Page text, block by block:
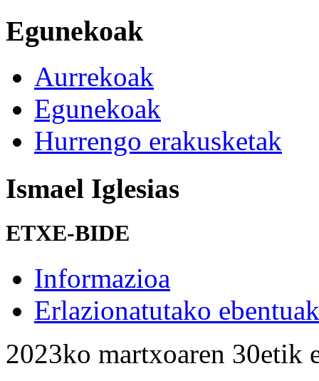
Egunekoak
Aurrekoak
Egunekoak
Hurrengo erakusketak
Ismael Iglesias
ETXE-BIDE
Informazioa
Erlazionatutako ebentuak
2023ko martxoaren 30etik